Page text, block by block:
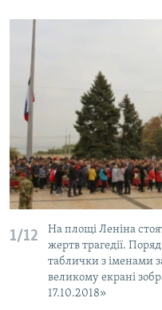
1/12
На площі Леніна
жертв трагедії.
таблички з іменами
великому екрані
17.10.2018»